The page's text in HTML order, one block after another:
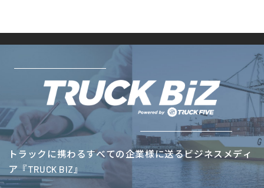
トラックに携わるすべての企業様に送るビジネスメディ
ア『TRUCK BIZ』